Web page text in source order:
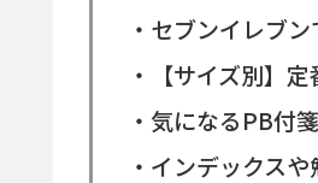
・セブンイレブ
・【サイズ別】
・気になるPB付
・インデックス